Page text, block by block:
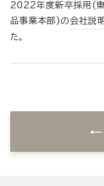
2022年度新卒採用(東
品事業本部)の会社説
た。